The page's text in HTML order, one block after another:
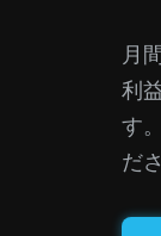
月
利
す。
だ